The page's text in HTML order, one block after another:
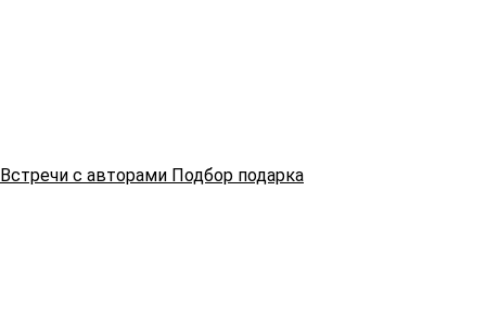
Встречи с авторами Подбор подарка